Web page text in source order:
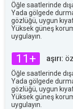
Öğle saatlerinde
Yada gölgede
gözlüğü, uygun
Yüksek güneş
uygulayın.
11+ aşırı:
Öğle saatlerinde
Yada gölgede
gözlüğü, uygun
Yüksek güneş
uygulayın.